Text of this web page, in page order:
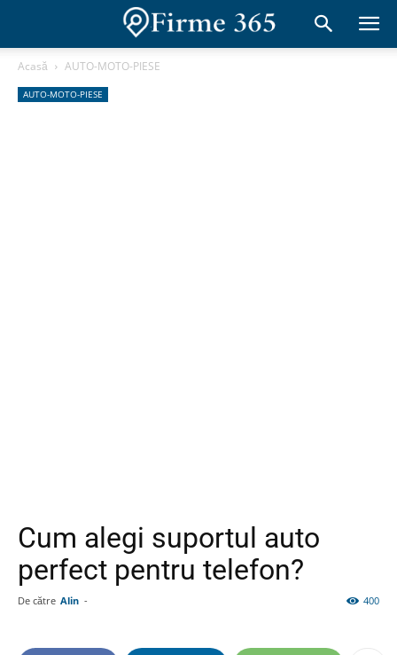
Acasă AUTO-MOTO-PIESE
AUTO-MOTO-PIESE
Cum alegi suportul auto
perfect pentru telefon?
De către Alin - 400